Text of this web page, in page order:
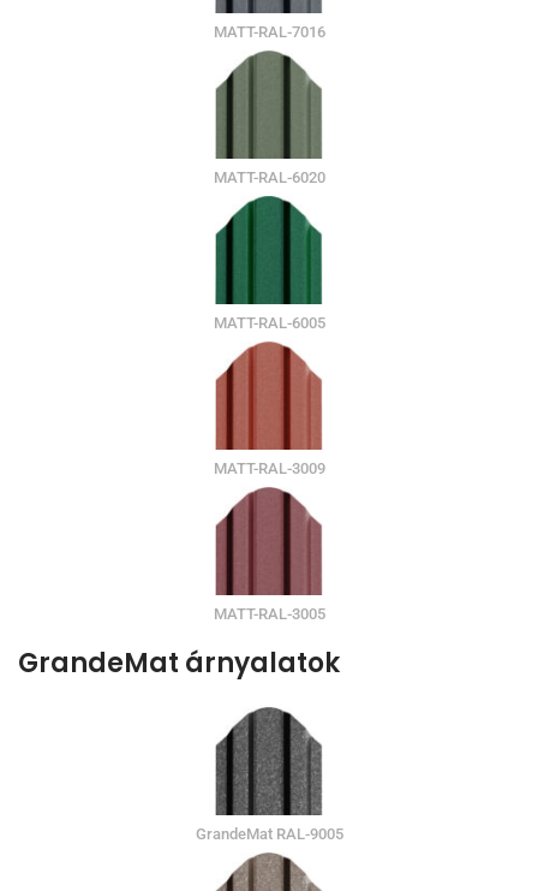
MATT-RAL-7016
MATT-RAL-6020
MATT-RAL-6005
MATT-RAL-3009
MATT-RAL-3005
GrandeMat árnyalatok
GrandeMat RAL-9005